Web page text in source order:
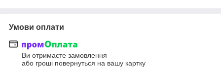
Умови оплати
Ви отримаєте замовлення
або гроші повернуться на вашу картку